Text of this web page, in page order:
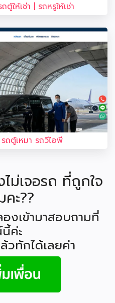
ให้เช่า | รถหรูให้เช่า
ถตู้เหมา รถวีไอพี
ม่เจอรถ ที่ถูกใจ
คะ??
งเข้ามาสอบถามที่
ค่ะ
วทักได้เลยค่า